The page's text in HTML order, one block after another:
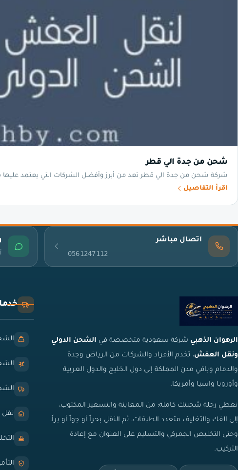
شحن من جدة الي قطر
شركة شحن من جدة الي قطر تعد من أبرز وأفضل الشركات التي يعتمد
اقرأ التفاصيل
اتصال مباشر
0561247112
الرهوان الذهبي شركة سعودية متخصصة في الشحن الدولي
ونقل العفش، تخدم الأفراد والشركات من الرياض وجدة
والدمام وباقي مدن المملكة إلى دول الخليج والدول العربية
وأوروبا وآسيا وأمريكا.
نغطي رحلة شحنتك كاملة: من المعاينة والتسعير المكتوب،
إلى الفك والتغليف متعدد الطبقات، ثم النقل بحراً أو جواً أو براً،
وحتى التخليص الجمركي والتسليم على العنوان مع إعادة
التركيب.